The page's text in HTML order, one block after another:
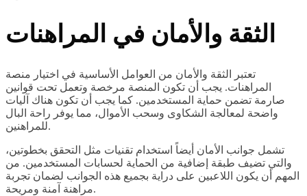
الثقة والأمان في المراهنات
تعتبر الثقة والأمان من العوامل الأساسية في اختيار منصة
المراهنات. يجب أن تكون المنصة مرخصة وتعمل تحت قوانين
صارمة تضمن حماية المستخدمين. كما يجب أن تكون هناك آليات
واضحة لمعالجة الشكاوى وسحب الأموال، مما يوفر راحة البال
للمراهنين.
تشمل جوانب الأمان أيضاً استخدام تقنيات مثل التحقق بخطوتين،
والتي تضيف طبقة إضافية من الحماية لحسابات المستخدمين. من
المهم أن يكون اللاعبين على دراية بجميع هذه الجوانب لضمان تجربة
مراهنة آمنة ومريحة.